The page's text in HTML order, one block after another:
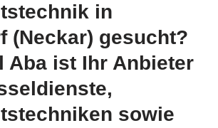
in
(Neckar) gesucht?
Aba ist Ihr Anbieter
sowie